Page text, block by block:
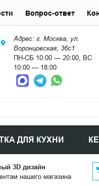
Адрес: г. Москва, ул.
Воронцовская, 36с1
ПН-СБ 10:00 — 20:00, ВС
10:00 — 18:00
ДЛЯ КУХНИ
Вопрос-ответ
3D дизайн
нашего магазина